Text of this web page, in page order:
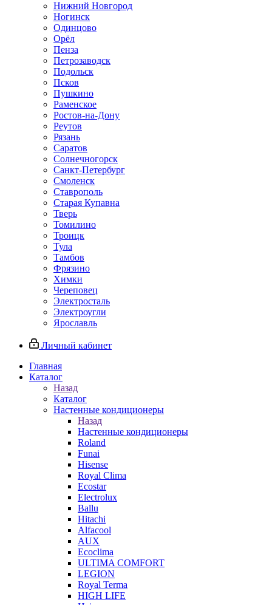
Нижний Новгород
Ногинск
Одинцово
Орёл
Пенза
Петрозаводск
Подольск
Псков
Пушкино
Раменское
Ростов-на-Дону
Реутов
Рязань
Саратов
Солнечногорск
Санкт-Петербург
Смоленск
Ставрополь
Старая Купавна
Тверь
Томилино
Троицк
Тула
Тамбов
Фрязино
Химки
Череповец
Электросталь
Электроугли
Ярославль
Личный кабинет
Главная
Каталог
Назад
Каталог
Настенные кондиционеры
Назад
Настенные кондиционеры
Roland
Funai
Hisense
Royal Clima
Ecostar
Electrolux
Ballu
Hitachi
Alfacool
AUX
Ecoclima
ULTIMA COMFORT
LEGION
Royal Terma
HIGH LIFE